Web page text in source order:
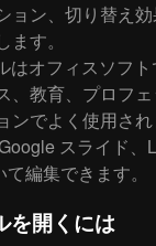
ョン、切り替え
ます。
はオフィスソフト
、教育、プロフ
ンでよく使用され
スライド、
編集できます。
を開くには